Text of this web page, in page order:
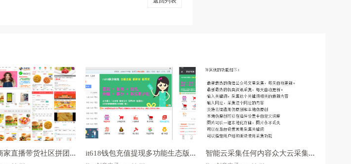
it618联盟商家直播带货社区拼团线上线下会 it618钱包充值提现多功能生态版 v9.1.6 智能云采集任何内容众大云采集 9.6.4(去版